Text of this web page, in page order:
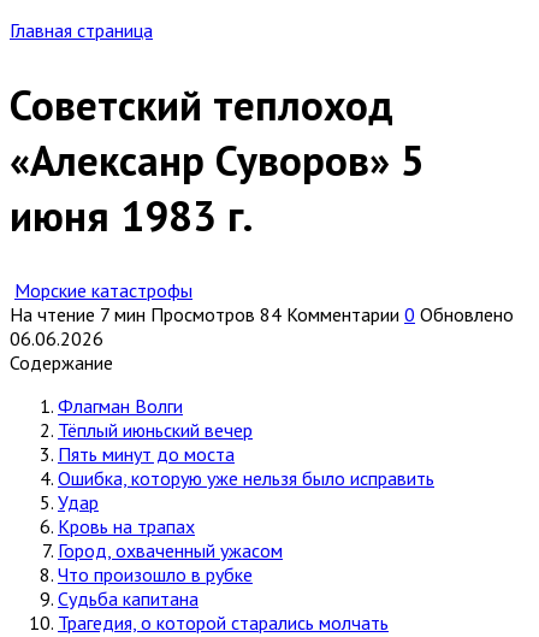
Главная страница
Советский теплоход
«Алексанр Суворов» 5
июня 1983 г.
Морские катастрофы
На чтение 7 мин Просмотров 84 Комментарии 0 Обновлено
06.06.2026
Содержание
Флагман Волги
Тёплый июньский вечер
Пять минут до моста
Ошибка, которую уже нельзя было исправить
Удар
Кровь на трапах
Город, охваченный ужасом
Что произошло в рубке
Судьба капитана
Трагедия, о которой старались молчать